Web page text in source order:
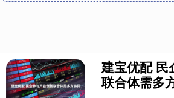
建宝优配 民
联合体需多